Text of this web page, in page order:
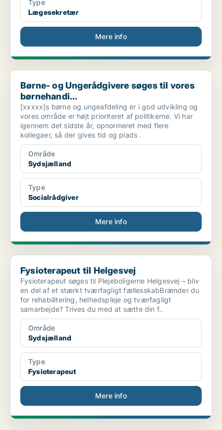
Type
Lægesekretær
Mere info
Børne- og Ungerådgivere søges til vores børnehandi...
Børne- og Ungerådgivere søges til vores
børnehandi...
[xxxxx]s børne og ungeafdeling er i god udvikling og
vores område er højt prioriteret af politikerne. Vi har
igennem det sidste år, opnormeret med flere
kollegaer, så der gives tid og plads .
Område
Sydsjælland
Type
Socialrådgiver
Mere info
Fysioterapeut til Helgesvej
Fysioterapeut til Helgesvej
Fysioterapeut søges til Plejeboligerne Helgesvej – bliv
en del af et stærkt tværfagligt fællesskabBrænder du
for rehabilitering, helhedspleje og tværfagligt
samarbejde? Trives du med at sætte din f..
Område
Sydsjælland
Type
Fysioterapeut
Mere info